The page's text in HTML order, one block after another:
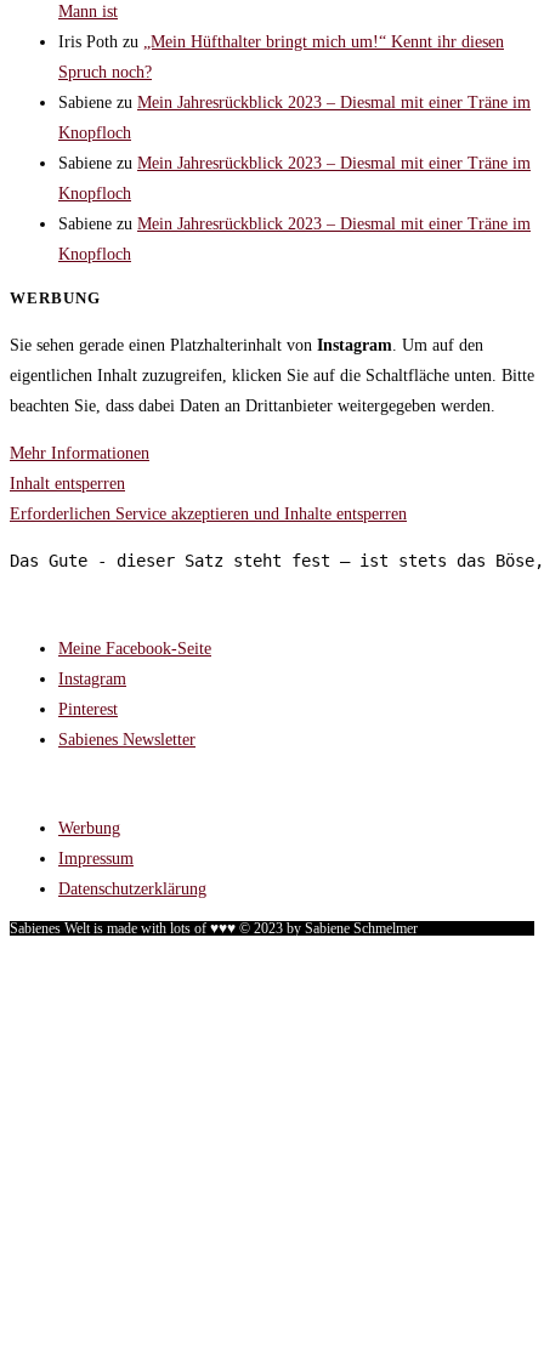
Mann ist
Iris Poth zu
„Mein Hüfthalter bringt mich um!“ Kennt ihr diesen
Spruch noch?
Sabiene zu Mein Jahresrückblick 2023 – Diesmal mit einer Träne im
Knopfloch
Sabiene zu Mein Jahresrückblick 2023 – Diesmal mit einer Träne im
Knopfloch
Sabiene zu Mein Jahresrückblick 2023 – Diesmal mit einer Träne im
Knopfloch
WERBUNG
Sie sehen gerade einen Platzhalterinhalt von Instagram . Um auf den
eigentlichen Inhalt zuzugreifen, klicken Sie auf die Schaltfläche unten. Bitte
beachten Sie, dass dabei Daten an Drittanbieter weitergegeben werden.
Mehr Informationen
Inhalt entsperren
Erforderlichen Service akzeptieren und Inhalte entsperren
Das Gute - dieser Satz steht fest – ist stets das Böse,
Meine Facebook-Seite
Instagram
Pinterest
Sabienes Newsletter
Werbung
Impressum
Datenschutzerklärung
Sabienes Welt is made with lots of ♥♥♥ © 2023 by Sabiene Schmelmer